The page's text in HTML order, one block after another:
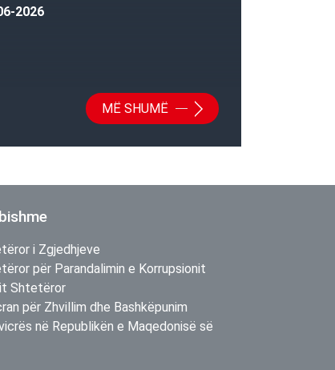
2026
MË SHUMË
i Zgjedhjeve
për Parandalimin e Korrupsionit
Shtetëror
për Zhvillim dhe Bashkëpunim
në Republikën e Maqedonisë së